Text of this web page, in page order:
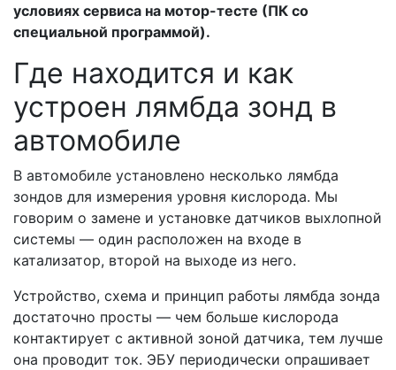
условиях сервиса на мотор-тесте (ПК со
специальной программой).
Где находится и как
устроен лямбда зонд в
автомобиле
В автомобиле установлено несколько лямбда
зондов для измерения уровня кислорода. Мы
говорим о замене и установке датчиков выхлопной
системы — один расположен на входе в
катализатор, второй на выходе из него.
Устройство, схема и принцип работы лямбда зонда
достаточно просты — чем больше кислорода
контактирует с активной зоной датчика, тем лучше
она проводит ток. ЭБУ периодически опрашивает